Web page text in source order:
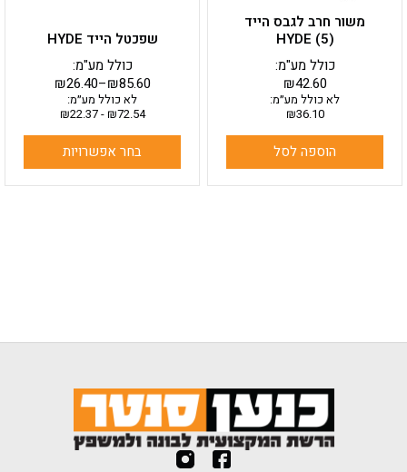
משור חרב לגבס הייד
HYDE (5)
₪42.60
כולל מע"מ:
לא כולל מע״מ:
₪36.10
הוספה לסל
שפכטל הייד HYDE
₪26.40–₪85.60
כולל מע"מ:
לא כולל מע״מ:
₪72.54
-
₪22.37
בחר אפשרויות